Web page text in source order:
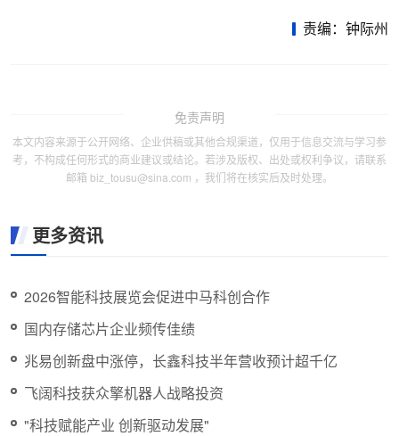
责编：钟际州
免责声明
本文内容来源于公开网络、企业供稿或其他合规渠道，仅用于信息交流与学习参
考，不构成任何形式的商业建议或结论。若涉及版权、出处或权利争议，请联系
邮箱 biz_tousu@sina.com ，我们将在核实后及时处理。
更多资讯
2026智能科技展览会促进中马科创合作
国内存储芯片企业频传佳绩
兆易创新盘中涨停，长鑫科技半年营收预计超千亿
飞阔科技获众擎机器人战略投资
"科技赋能产业 创新驱动发展"